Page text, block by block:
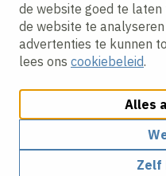
de website goed te
de website te
advertenties te kunnen
lees ons cookiebeleid.
Alles
Zelf
Cookies aanpassen